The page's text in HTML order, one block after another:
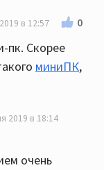
в 12:57 0
пк. Скорее
миниПК,
2019 в 18:14
очень